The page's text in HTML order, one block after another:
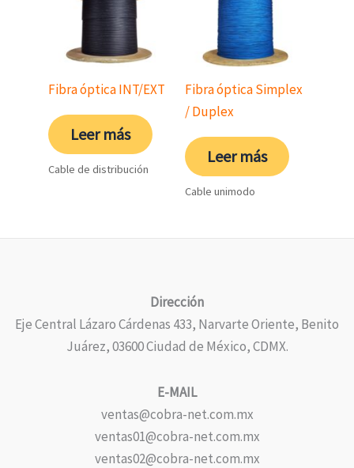
Fibra óptica INT/EXT
Leer más
Cable de distribución
Fibra óptica Simplex
/ Duplex
Leer más
Cable unimodo
Dirección
Eje Central Lázaro Cárdenas 433, Narvarte Oriente, Benito
Juárez, 03600 Ciudad de México, CDMX.
E-MAIL
ventas@cobra-net.com.mx
ventas01@cobra-net.com.mx
ventas02@cobra-net.com.mx